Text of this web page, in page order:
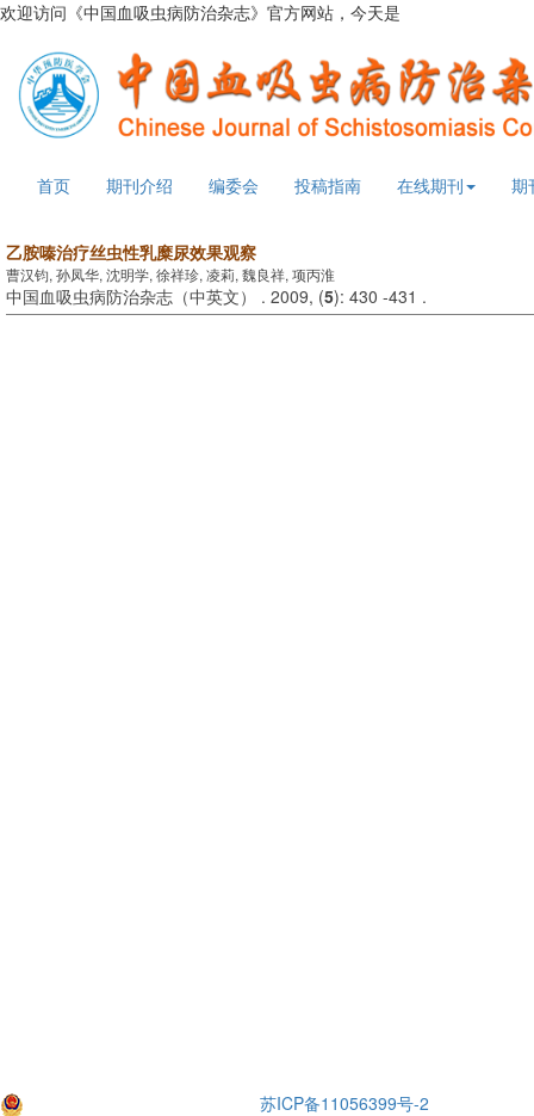
欢迎访问《中国血吸虫病防治杂志》官方网站，今天是
首页 期刊介绍 编委会 投稿指南 在线期刊 期
乙胺嗪治疗丝虫性乳糜尿效果观察
曹汉钧, 孙凤华, 沈明学, 徐祥珍, 凌莉, 魏良祥, 项丙淮
中国血吸虫病防治杂志（中英文） . 2009, (5): 430 -431 .
苏ICP备11056399号-2